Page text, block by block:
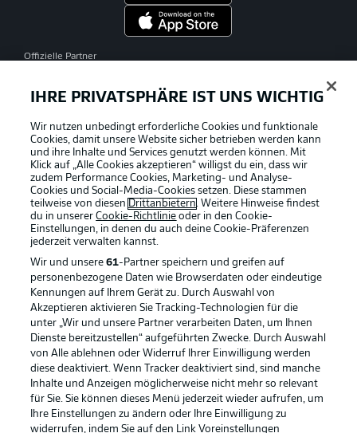
Offizielle Partner
Rechtliche Hinweise Voreinstellungen verwalten
Datenschutz Nutzungsbedingungen
Kontakt Jobs
Impressum Partner
IHRE PRIVATSPHÄRE IST UNS WICHTIG
Wir nutzen unbedingt erforderliche Cookies und funktionale
Cookies, damit unsere Website sicher betrieben werden kann
und ihre Inhalte und Services genutzt werden können. Mit
Klick auf „Alle Cookies akzeptieren“ willigst du ein, dass wir
zudem Performance Cookies, Marketing- und Analyse-
Cookies und Social-Media-Cookies setzen. Diese stammen
teilweise von diesen Drittanbietern. Weitere Hinweise findest
du in unsererCookie-Richtlinie oder in den Cookie-
Einstellungen, in denen du auch deine Cookie-Präferenzen
jederzeit verwalten kannst.
Wir und unsere61-Partner speichern und greifen auf
personenbezogene Daten wie Browserdaten oder eindeutige
Kennungen auf Ihrem Gerät zu. Durch Auswahl von
Akzeptieren aktivieren Sie Tracking-Technologien für die
unter „Wir und unsere Partner verarbeiten Daten, um Ihnen
Dienste bereitzustellen“ aufgeführten Zwecke. Durch Auswahl
von Alle ablehnen oder Widerruf Ihrer Einwilligung werden
diese deaktiviert. Wenn Tracker deaktiviert sind, sind manche
Inhalte und Anzeigen möglicherweise nicht mehr so relevant
für Sie. Sie können dieses Menü jederzeit wieder aufrufen, um
Ihre Einstellungen zu ändern oder Ihre Einwilligung zu
widerrufen, indem Sie auf den Link Voreinstellungen